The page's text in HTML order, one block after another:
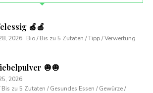
🍏🍎
2026 Bio / Bis zu 5 Zutaten / Tipp / Verwertung
🧅🧅
2026
Bis zu 5 Zutaten / Gesundes Essen / Gewürze /